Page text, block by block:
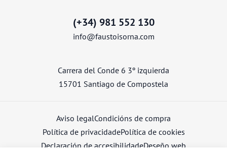
(+34) 981 552 130
info@faustoisorna.com
Carrera del Conde 6 3º izquierda
15701 Santiago de Compostela
Aviso legalCondicións de compra
Política de privacidadePolítica de cookies
Declaración de accesibilidadeDeseño web